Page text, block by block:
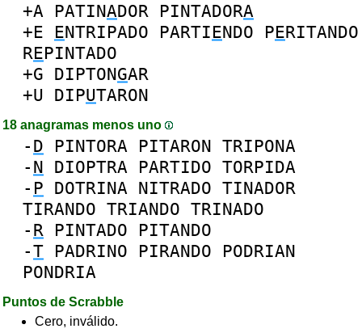
+A PATINADOR PINTADORA
+E ENTRIPADO PARTIENDO PERITANDO
REPINTADO
+G DIPTONGAR
+U DIPUTARON
18 anagramas menos uno
- D PINTORA PITARON TRIPONA
- N DIOPTRA PARTIDO TORPIDA
- P DOTRINA NITRADO TINADOR
TIRANDO TRIANDO TRINADO
- R PINTADO
PITANDO
-T PADRINO PIRANDO
PODRIAN
PONDRIA
Puntos de Scrabble
Cero, inválido.